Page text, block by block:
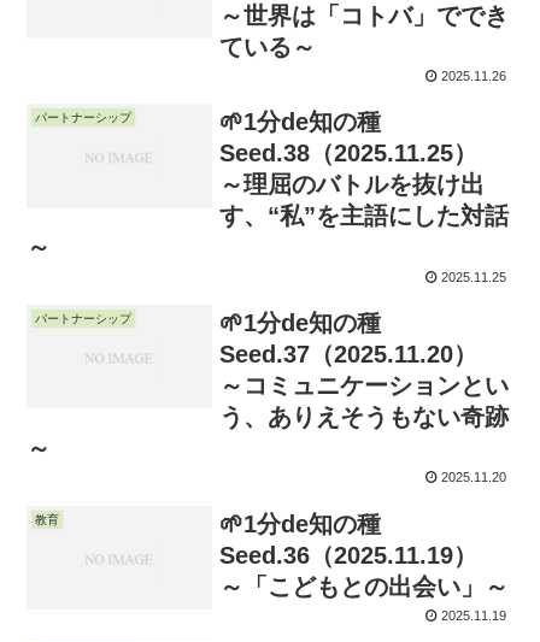
～世界は「コトバ」ででき
ている～
2025.11.26
パートナーシップ
🌱1分de知の種
Seed.38（2025.11.25）
～理屈のバトルを抜け出
す、“私”を主語にした対話
～
2025.11.25
パートナーシップ
🌱1分de知の種
Seed.37（2025.11.20）
～コミュニケーションとい
う、ありえそうもない奇跡
～
2025.11.20
教育
🌱1分de知の種
Seed.36（2025.11.19）
～「こどもとの出会い」～
2025.11.19